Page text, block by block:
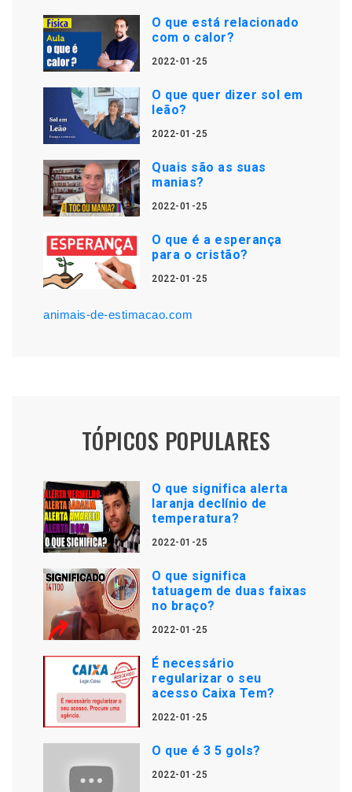
O que está relacionado
com o calor?
2022-01-25
O que quer dizer sol em
leão?
2022-01-25
Quais são as suas
manias?
2022-01-25
O que é a esperança
para o cristão?
2022-01-25
animais-de-estimacao.com
TÓPICOS POPULARES
O que significa alerta
laranja declínio de
temperatura?
2022-01-25
O que significa
tatuagem de duas faixas
no braço?
2022-01-25
É necessário
regularizar o seu
acesso Caixa Tem?
2022-01-25
O que é 3 5 gols?
2022-01-25